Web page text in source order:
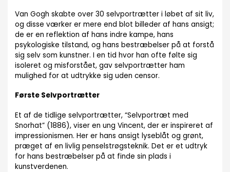
Van Gogh skabte over 30 selvportrætter i løbet af sit liv,
og disse værker er mere end blot billeder af hans ansigt;
de er en reflektion af hans indre kampe, hans
psykologiske tilstand, og hans bestræbelser på at forstå
sig selv som kunstner. I en tid hvor han ofte følte sig
isoleret og misforstået, gav selvportrætter ham
mulighed for at udtrykke sig uden censor.
Første Selvportrætter
Et af de tidlige selvportrætter, “Selvportræt med
Snorhat” (1886), viser en ung Vincent, der er inspireret af
impressionismen. Her er hans ansigt lyseblåt og grønt,
præget af en livlig penselstrøgsteknik. Det er et udtryk
for hans bestræbelser på at finde sin plads i
kunstverdenen.